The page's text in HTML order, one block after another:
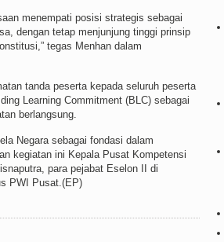
menempati posisi strategis sebagai
dengan tetap menjunjung tinggi prinsip
tegas Menhan dalam
tanda peserta kepada seluruh peserta
Learning Commitment (BLC) sebagai
berlangsung.
Negara sebagai fondasi dalam
kegiatan ini Kepala Pusat Kompetensi
para pejabat Eselon II di
PWI Pusat.(EP)